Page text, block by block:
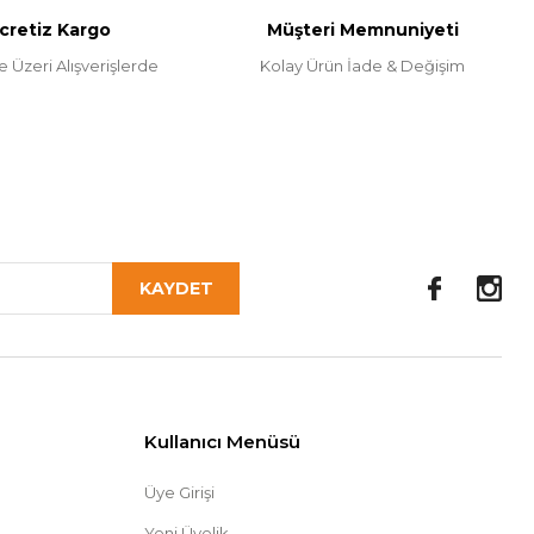
Kargo
Üzeri Alışverişlerde
Müşteri Memnuniyeti
Kolay Ürün İade & Değişim
KAYDET
Kullanıcı Menüsü
Üye Girişi